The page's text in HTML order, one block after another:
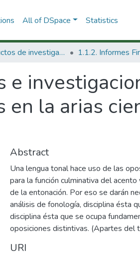
All of DSpace Statistics
1.1 Productos de investigación 1.1.2. Informes
e
en la arias
Abstract
Una lengua tonal hace uso de las
para la función culminativa del
de la entonación. Por eso se darán
análisis de fonología, disciplina ésta
disciplina ésta que se ocupa
oposiciones distintivas. (Apartes del
URI